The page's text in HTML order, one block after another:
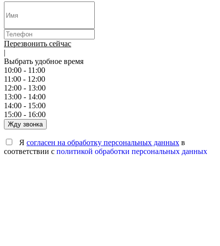
Перезвонить сейчас
|
Выбрать удобное время
10:00 - 11:00
11:00 - 12:00
12:00 - 13:00
13:00 - 14:00
14:00 - 15:00
15:00 - 16:00
Жду звонка
Я согласен на обработку персональных данных в
соответствии с политикой обработки персональных данных